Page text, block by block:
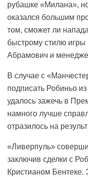
рубашке «Милана»,
оказался большим
том, сможет ли
быстрому стилю игры
Абрамович и
В случае с
подписать Робиньо
удалось зажечь в
намного лучше
отразилось на
«Ливерпуль»
заключив сделки с
Кристианом